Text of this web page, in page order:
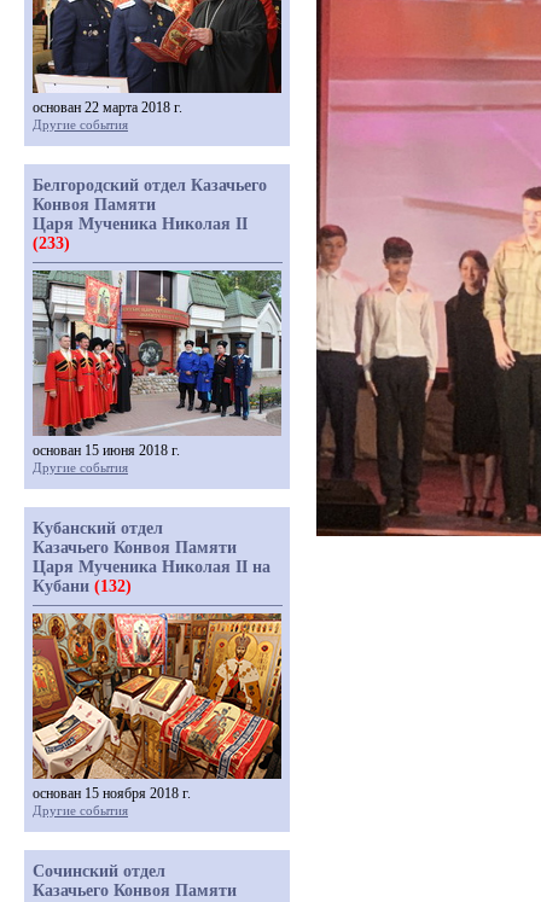
основан 22 марта 2018 г.
Другие события
Белгородский отдел Казачьего
Конвоя Памяти
Царя Мученика Николая II
(233)
основан 15 июня 2018 г.
Другие события
Кубанский отдел
Казачьего Конвоя Памяти
Царя Мученика Николая II на
Кубани (132)
основан 15 ноября 2018 г.
Другие события
Сочинский отдел
Казачьего Конвоя Памяти